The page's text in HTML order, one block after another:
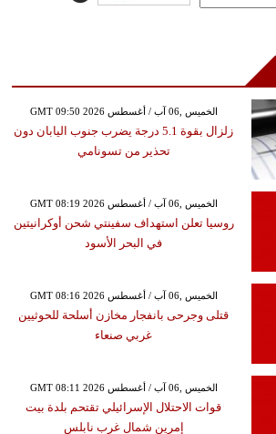
GMT 09:50 2026 الخميس ,06 آب / أغسطس
زلزال بقوة 5.1 درجة يضرب جنوب اليابان دون
تحذير من تسونامي
GMT 08:19 2026 الخميس ,06 آب / أغسطس
روسيا تعلن استهداف سفينتي شحن أوكرانيتين
في البحر الأسود
GMT 08:16 2026 الخميس ,06 آب / أغسطس
قتلى وجرحى بانفجار مخازن أسلحة للحوثيين
غربي صنعاء
GMT 08:11 2026 الخميس ,06 آب / أغسطس
قوات الاحتلال الإسرائيلي تقتحم بلدة بيت
إمرين شمال غرب نابلس